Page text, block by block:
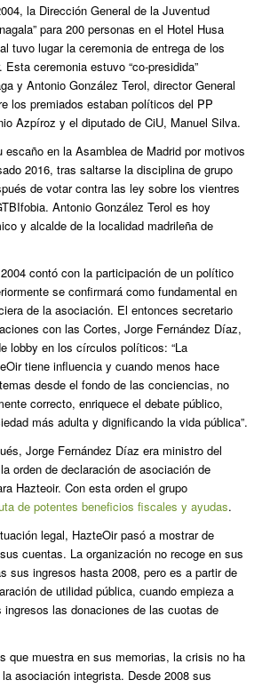
la Dirección General de la Juventud
para 200 personas en el Hotel Husa
tuvo lugar la ceremonia de entrega de los
ceremonia estuvo “co-presidida”
y Antonio González Terol, director General
los premiados estaban políticos del PP
Azpíroz y el diputado de CiU, Manuel Silva.
escaño en la Asamblea de Madrid por motivos
2016, tras saltarse la disciplina de grupo
de votar contra las ley sobre los vientres
Antonio González Terol es hoy
y alcalde de la localidad madrileña de
contó con la participación de un político
se confirmará como fundamental en
de la asociación. El entonces secretario
con las Cortes, Jorge Fernández Díaz,
lobby en los círculos políticos: “La
tiene influencia y cuando menos hace
desde el fondo de las conciencias, no
correcto, enriquece el debate público,
más adulta y dignificando la vida pública”.
Jorge Fernández Díaz era ministro del
orden de declaración de asociación de
Hazteoir. Con esta orden el grupo
de potentes beneficios fiscales y ayudas.
legal, HazteOir pasó a mostrar de
cuentas. La organización no recoge en sus
sus ingresos hasta 2008, pero es a partir de
de utilidad pública, cuando empieza a
ingresos las donaciones de las cuotas de
que muestra en sus memorias, la crisis no ha
asociación integrista. Desde 2008 sus